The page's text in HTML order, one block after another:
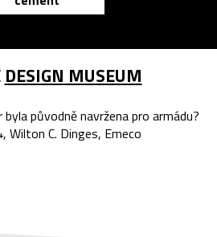
DESIGN MUSEUM
byla původně navržena pro armádu?
Wilton C. Dinges, Emeco